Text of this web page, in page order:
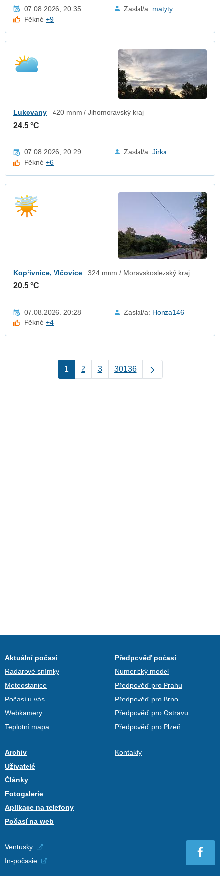
07.08.2026, 20:35 Zaslal/a: matyty
Pěkné+9
Lukovany 420 mnm / Jihomoravský kraj
24.5 °C
07.08.2026, 20:29 Zaslal/a: Jirka
Pěkné+6
Kopřivnice, Vlčovice 324 mnm / Moravskoslezský kraj
20.5 °C
07.08.2026, 20:28 Zaslal/a: Honza146
Pěkné+4
1 2 3 30136
Aktuální počasí
Radarové snímky
Meteostanice
Počasí u vás
Webkamery
Teplotní mapa
Předpověď počasí
Numerický model
Předpověď pro Prahu
Předpověď pro Brno
Předpověď pro Ostravu
Předpověď pro Plzeň
Archiv
Uživatelé
Články
Fotogalerie
Aplikace na telefony
Počasí na web
Kontakty
Ventusky
In-počasie